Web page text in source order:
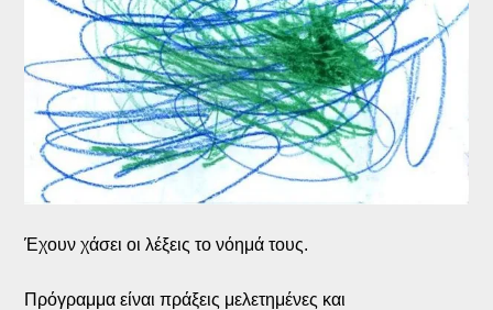
Έχουν χάσει οι λέξεις το νόημά τους.
Πρόγραμμα είναι πράξεις μελετημένες και